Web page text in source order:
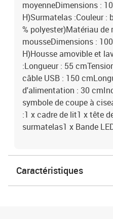
moyenneDimensions :
H)Surmatelas :Couleur
% polyester)Matériau de
mousseDimensions :
H)Housse amovible et
:Longueur : 55
câble USB : 150
d'alimentation : 30
symbole de coupe à
:1 x cadre de lit1 x tête
surmatelas1 x Bande
Caractéristiques